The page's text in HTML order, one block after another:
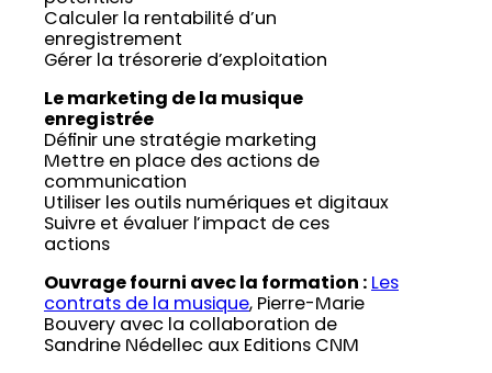
Calculer la rentabilité d’un
enregistrement
Gérer la trésorerie d’exploitation
Le marketing de la musique
enregistrée
Définir une stratégie marketing
Mettre en place des actions de
communication
Utiliser les outils numériques et digitaux
Suivre et évaluer l’impact de ces
actions
Ouvrage fourni avec la formation : Les
contrats de la musique, Pierre-Marie
Bouvery avec la collaboration de
Sandrine Nédellec aux Editions CNM